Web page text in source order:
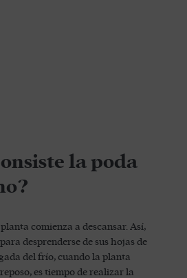
la poda
comienza a descansar. Así,
desprenderse de sus hojas de
del frío, cuando la planta
es tiempo de realizar la